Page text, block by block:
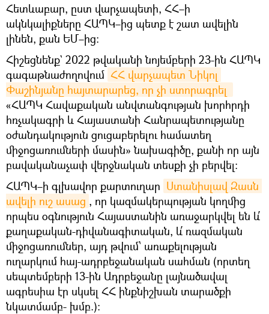
Հետևաբար, ըստ վարչապետի, ՀՀ–ի
ակնկալիքները ՀԱՊԿ–ից պետք է շատ ավելին
լինեն, քան ԵՄ–ից։
Հիշեցնենք` 2022 թվականի նոյեմբերի 23-ին ՀԱՊԿ
գագաթնաժողովում ՀՀ վարչապետ Նիկոլ
«ՀԱՊԿ Հավաքական անվտանգության խորհրդի
հռչակագրի և Հայաստանի Հանրապետությանը
օժանդակություն ցուցաբերելու համատեղ
միջոցառումների մասին» նախագիծը, քանի որ այն
բավականաչափ վերջնական տեսքի չի բերվել։
ՀԱՊԿ–ի գլխավոր քարտուղար Ստանիսլավ Զասն
ավելի ուշ ասաց , որ կազմակերպության կողմից
որպես օգնություն Հայաստանին առաջարկվել են և՛
քաղաքական-դիվանագիտական, և՛ ռազմական
միջոցառումներ, այդ թվում՝ առաքելության
ուղարկում հայ-ադրբեջանական սահման (որտեղ
սեպտեմբերի 13-ին Ադրբեջանը լայնածավալ
ագրեսիա էր սկսել ՀՀ ինքնիշխան տարածքի
նկատմամբ- խմբ.)։